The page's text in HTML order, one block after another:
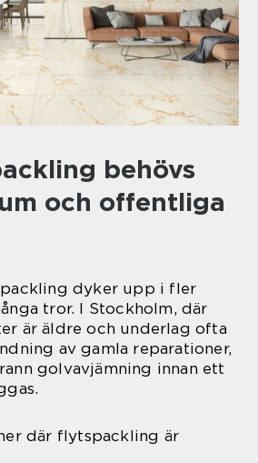
behövs
och offentliga
dyker upp i fler
tror. I Stockholm, där
är äldre och underlag ofta
av gamla reparationer,
golvavjämning innan ett
där flytspackling är